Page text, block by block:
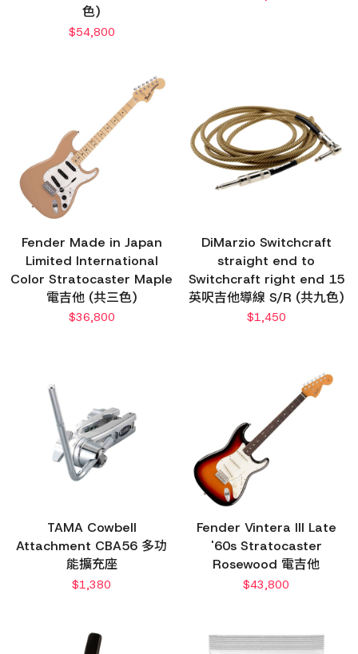
色)
$54,800
Fender Made in Japan
Limited International
Color Stratocaster Maple
電吉他 (共三色)
$36,800
DiMarzio Switchcraft
straight end to
Switchcraft right end 15
英呎吉他導線 S/R (共九色)
$1,450
TAMA Cowbell
Attachment CBA56 多功
能擴充座
$1,380
Fender Vintera III Late
'60s Stratocaster
Rosewood 電吉他
$43,800